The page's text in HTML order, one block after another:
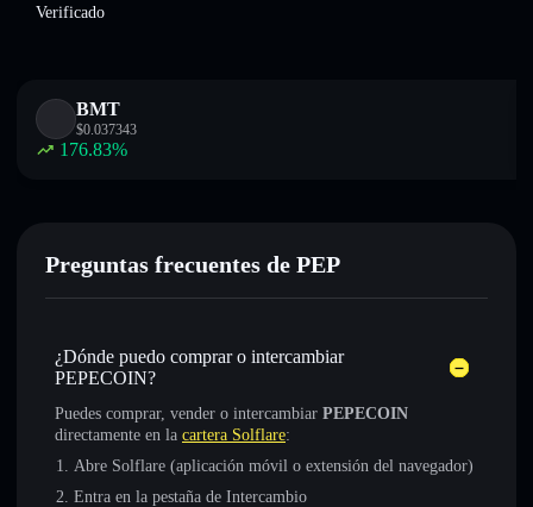
Verificado
BMT
$0.037343
176.83%
Preguntas frecuentes de PEP
¿Dónde puedo comprar o intercambiar
PEPECOIN?
Puedes comprar, vender o intercambiar PEPECOIN
directamente en la cartera Solflare:
Abre Solflare (aplicación móvil o extensión del navegador)
Entra en la pestaña de Intercambio